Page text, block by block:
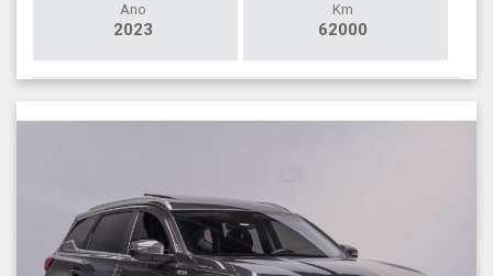
Ano
2023
Km
62000